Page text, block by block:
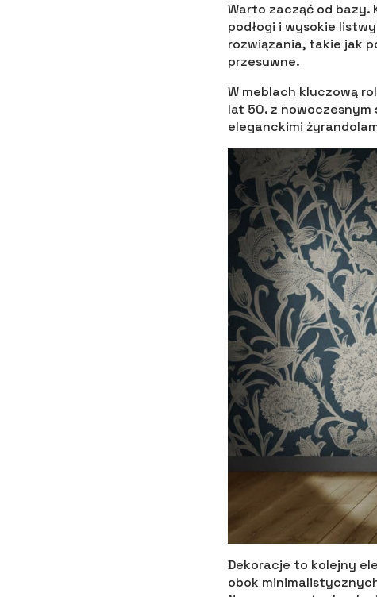
Warto zacząć od
podłogi i wysokie
rozwiązania, takie jak
przesuwne.
W meblach kluczową
lat 50. z nowoczesnym
eleganckimi
Dekoracje to kolejny
obok